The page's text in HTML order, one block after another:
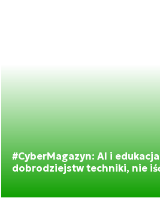
#CyberMagazyn: AI i
dobrodziejstw techniki, nie